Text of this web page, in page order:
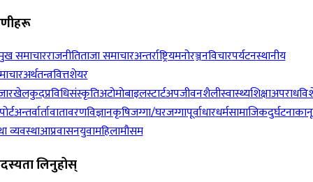
समाचारराजनीतिताजा समाचारअन्तर्राष्ट्रियमनोरञ्जनविचारपर्यटनस्थानीय
अर्थतन्त्रवित्तशेयर
खेलकुदप्रविधिसंस्कृतिअटोमोबाइलस्टार्टअपजीवनशैलीस्वास्थ्यशिक्षाअपराध
अन्तर्वार्तावातावरणविज्ञानकृषिजग्गा/घरजग्गापूर्वाधारधर्मसामाजिकदुर्घटना
व्यवस्थाआप्रवासनयुवामहिलामौसम
लिनुहोस्